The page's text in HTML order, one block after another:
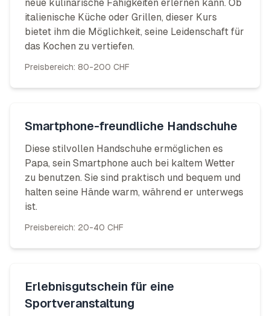
neue kulinarische Fähigkeiten erlernen kann. Ob
italienische Küche oder Grillen, dieser Kurs
bietet ihm die Möglichkeit, seine Leidenschaft für
das Kochen zu vertiefen.
Preisbereich: 80-200 CHF
Smartphone-freundliche Handschuhe
Diese stilvollen Handschuhe ermöglichen es
Papa, sein Smartphone auch bei kaltem Wetter
zu benutzen. Sie sind praktisch und bequem und
halten seine Hände warm, während er unterwegs
ist.
Preisbereich: 20-40 CHF
Erlebnisgutschein für eine
Sportveranstaltung